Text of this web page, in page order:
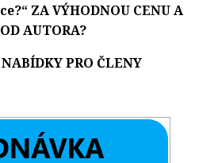
ZA VÝHODNOU CENU A
AUTORA?
PRO ČLENY